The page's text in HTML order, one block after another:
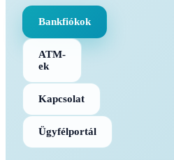
Bankfiókok
ATM-
ek
Kapcsolat
Ügyfélportál